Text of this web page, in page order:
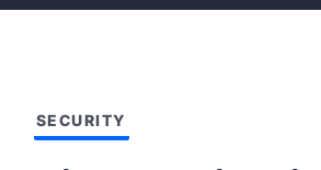
SECURITY